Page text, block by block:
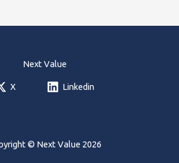
Next Value
X Linkedin
© Next Value 2026